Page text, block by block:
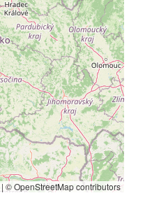
| © OpenStreetMap contributors